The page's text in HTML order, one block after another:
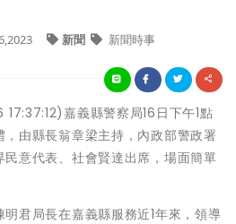
新聞 新聞時事
嘉義縣警察局16日下午1點
由縣長翁章梁主持，內政部警政署
意代表、社會賢達出席，場面簡單
君局長在嘉義縣服務近1年來，領導